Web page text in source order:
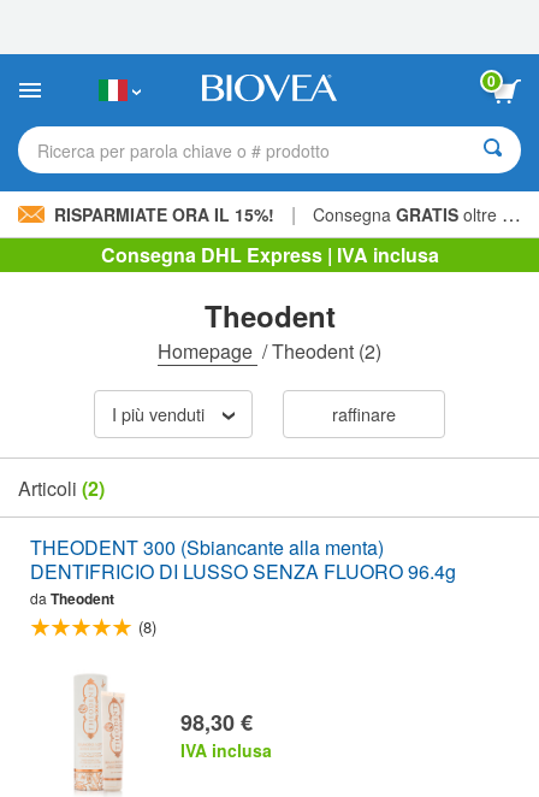
sito
include
sistema
0
Ricerca per parola chiave o # prodotto
RISPARMIATE ORA IL 15%! | Consegna GRATIS oltre 60,00 € »
Consegna DHL Express | IVA inclusa
Theodent
Homepage /Theodent (2)
I più venduti raffinare
Articoli (2)
THEODENT 300 (Sbiancante alla menta)
DENTIFRICIO DI LUSSO SENZA FLUORO 96.4g
daTheodent
(8)
98,30 €
IVA inclusa